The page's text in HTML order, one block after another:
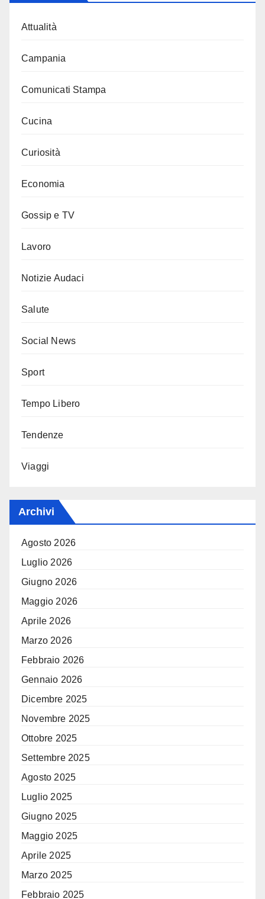
Attualità
Campania
Comunicati Stampa
Cucina
Curiosità
Economia
Gossip e TV
Lavoro
Notizie Audaci
Salute
Social News
Sport
Tempo Libero
Tendenze
Viaggi
Archivi
Agosto 2026
Luglio 2026
Giugno 2026
Maggio 2026
Aprile 2026
Marzo 2026
Febbraio 2026
Gennaio 2026
Dicembre 2025
Novembre 2025
Ottobre 2025
Settembre 2025
Agosto 2025
Luglio 2025
Giugno 2025
Maggio 2025
Aprile 2025
Marzo 2025
Febbraio 2025